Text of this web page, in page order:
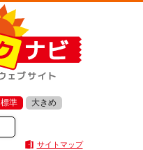
標準 大きめ
サイトマップ